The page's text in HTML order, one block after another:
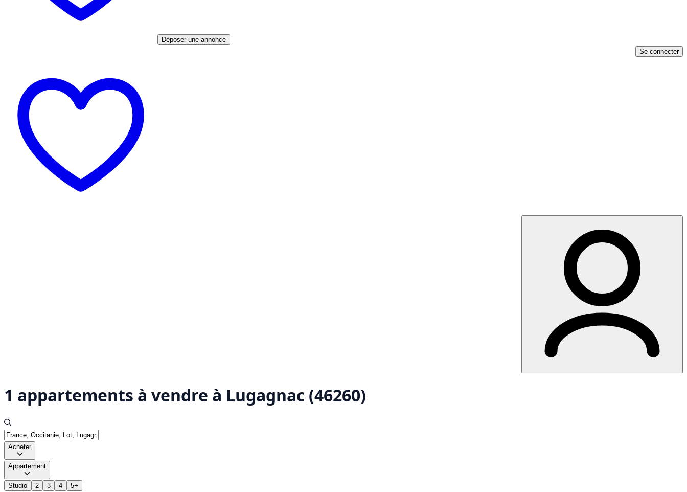
Déposer une annonce
Se connecter
1 appartements à vendre à Lugagnac (46260)
Acheter
Appartement
Studio 2 3 4
5+